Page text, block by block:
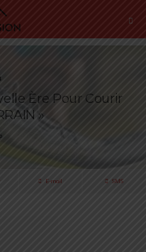
Ère Pour Courir
»
E-mail SMS